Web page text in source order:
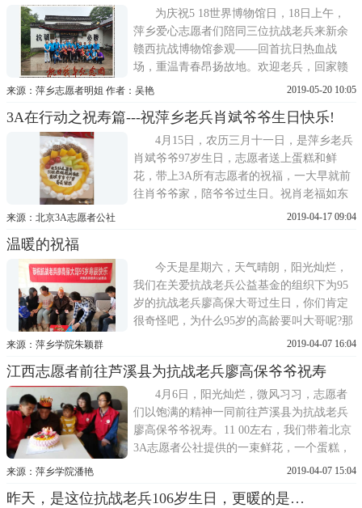
有健在的抗战老英雄106名，年龄都在90岁以
上。本次活动筹
为庆祝5 18世界博物馆日，18日上午，
萍乡爱心志愿者们陪同三位抗战老兵来新余
赣西抗战博物馆参观——回首抗日热血战
场，重温青春昂扬故地。欢迎老兵，回家赣
西抗战博物馆志愿团的红旗，迎风飘扬着火
轮椅。我们来为车站的爱心服务点个赞吧!95
岁的邱绿金爷爷、92岁的黄建清爷爷、90岁
的喻芳铭爷爷在鲜花和新
来源：萍乡志愿者明姐 作者：吴艳 2019-05-20 10:05
3A在行动之祝寿篇---祝萍乡老兵肖斌爷爷生日快乐!
4月15日，农历三月十一日，是萍乡老兵
肖斌爷爷97岁生日，志愿者送上蛋糕和鲜
花，带上3A所有志愿者的祝福，一大早就前
往肖爷爷家，陪爷爷过生日。祝肖老福如东
海，寿比南山!志愿者为爷爷唱生日歌，切蛋
来给您过生日!
来源：北京3A志愿者公社 2019-04-17 09:04
温暖的祝福
今天是星期六，天气晴朗，阳光灿烂，
我们在关爱抗战老兵公益基金的组织下为95
岁的抗战老兵廖高保大哥过生日，你们肯定
很奇怪吧，为什么95岁的高龄要叫大哥呢?那
是因为我们这位可爱的老爷爷说：我不喜欢
代，当以兄弟姐妹之称。所以我们便以大哥
称呼他。现在我来介绍一下这位大哥吧。廖
高保大哥住在江西省
来源：萍乡学院朱颖群 2019-04-07 16:04
江西志愿者前往芦溪县为抗战老兵廖高保爷爷祝寿
4月6日，阳光灿烂，微风习习，志愿者
们以饱满的精神一同前往芦溪县为抗战老兵
廖高保爷爷祝寿。11 00左右，我们带着北京
3A志愿者公社提供的一束鲜花，一个蛋糕，
沿着一条水泥小路走进了爷爷家，爷爷安静
泪盈眶，也让我泪眼朦胧。在此之前，了解
来源：萍乡学院潘艳 2019-04-07 15:04
昨天，是这位抗战老兵106岁生日，更暖的是…